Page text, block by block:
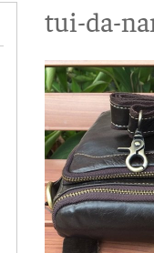
tui-da-